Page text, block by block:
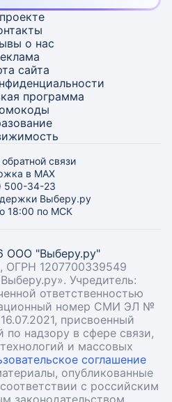
о нас
сайта
программа
связи
в MAX
500-34-23
Выберу.ру
18:00 по МСК
ООО "Выберу.ру"
ОГРН 1207700339549
Учредитель:
ответственностью
номер СМИ ЭЛ №
присвоенный
надзору в сфере связи,
и массовых
соглашение
опубликованные
с российским
законодательством